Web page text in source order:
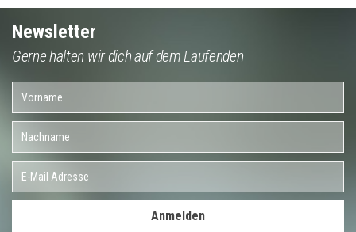
Newsletter
Gerne halten wir dich auf dem Laufenden
Anmelden